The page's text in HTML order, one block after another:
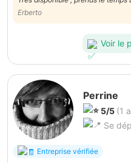
Ravi de la prestation. Merci!
Erberto
Voir le
Perrine
5/5 (1
Se
Entreprise vérifiée